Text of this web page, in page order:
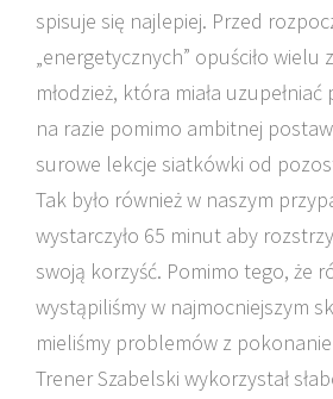
spisuje się najlepiej. Przed
„energetycznych” opuściło wielu
młodzież, która miała
na razie pomimo ambitnej
surowe lekcje siatkówki od
Tak było również w naszym
wystarczyło 65 minut aby
swoją korzyść. Pomimo tego, że
wystąpiliśmy w najmocniejszym
mieliśmy problemów z
Trener Szabelski wykorzystał